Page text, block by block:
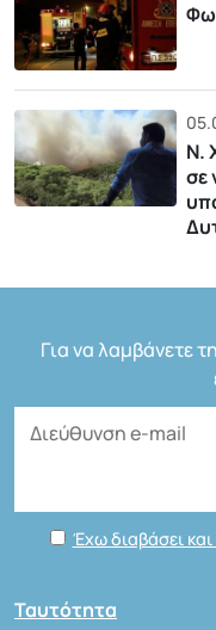
Ν.
σε
Για να λαμβάνετε
Έχω διαβάσει
Ταυτότητα